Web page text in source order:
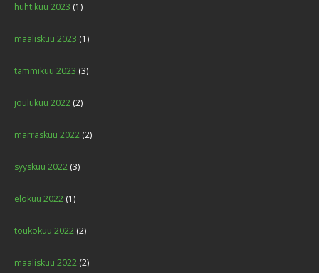
huhtikuu 2023 (1)
maaliskuu 2023 (1)
tammikuu 2023 (3)
joulukuu 2022 (2)
marraskuu 2022 (2)
syyskuu 2022 (3)
elokuu 2022 (1)
toukokuu 2022 (2)
maaliskuu 2022 (2)